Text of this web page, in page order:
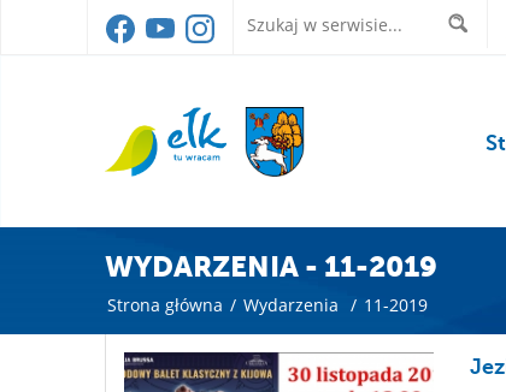
WYDARZENIA - 11-2019
Strona główna / Wydarzenia / 11-2019